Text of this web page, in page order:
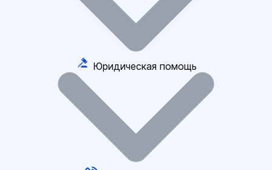
Юридическая помощь